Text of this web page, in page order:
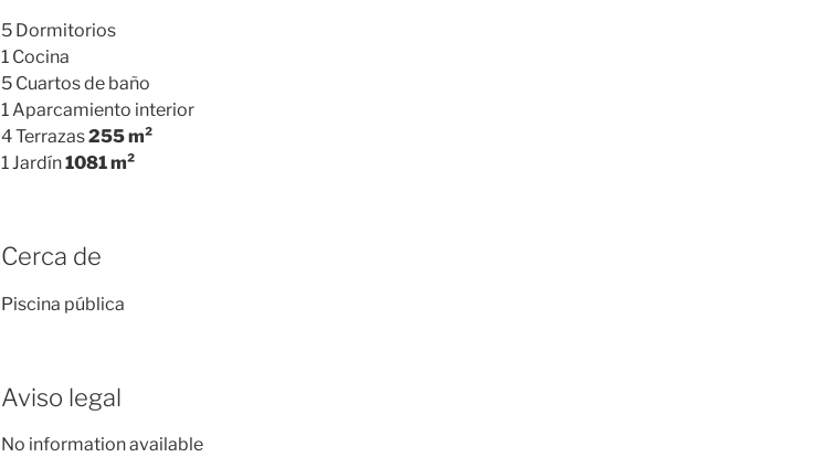
5 Dormitorios
1 Cocina
5 Cuartos de baño
1 Aparcamiento interior
4 Terrazas255 m²
1 Jardín1081 m²
Cerca de
Piscina pública
Aviso legal
No information available